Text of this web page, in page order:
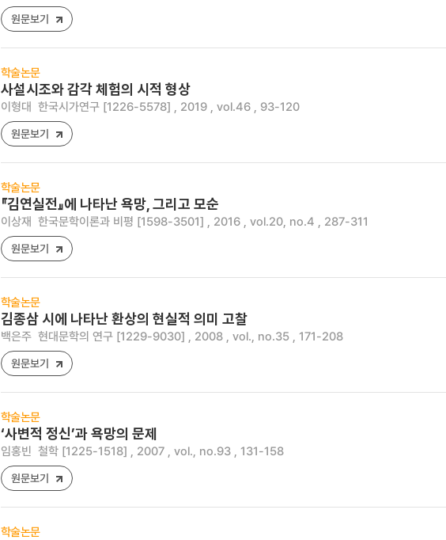
원문보기
학술논문
사설시조와 감각 체험의 시적 형상
이형대 한국시가연구 [1226-5578] , 2019 , vol.46 , 93-120
원문보기
학술논문
『김연실전』에 나타난 욕망, 그리고 모순
이상재 한국문학이론과 비평 [1598-3501] , 2016 , vol.20, no.4 , 287-311
원문보기
학술논문
김종삼 시에 나타난 환상의 현실적 의미 고찰
백은주 현대문학의 연구 [1229-9030] , 2008 , vol., no.35 , 171-208
원문보기
학술논문
‘사변적 정신’과 욕망의 문제
임홍빈 철학 [1225-1518] , 2007 , vol., no.93 , 131-158
원문보기
학술논문